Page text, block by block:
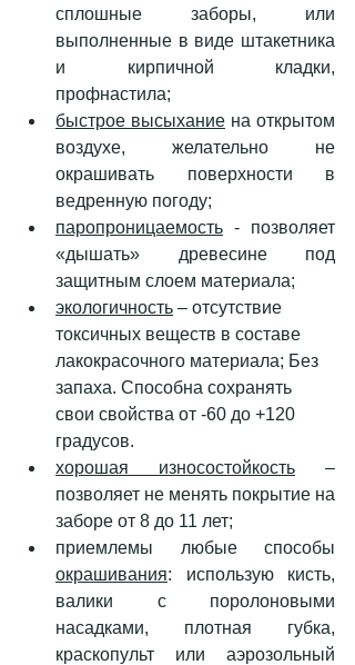
сплошные заборы, или
выполненные в виде штакетника
и кирпичной кладки,
профнастила;
быстрое высыхание на открытом
воздухе, желательно не
окрашивать поверхности в
ведренную погоду;
паропроницаемость - позволяет
«дышать» древесине под
защитным слоем материала;
экологичность – отсутствие
токсичных веществ в составе
лакокрасочного материала; Без
запаха. Способна сохранять
свои свойства от -60 до +120
градусов.
хорошая износостойкость –
позволяет не менять покрытие на
заборе от 8 до 11 лет;
окрашивания: использую кисть,
валики с поролоновыми
насадками, плотная губка,
краскопульт или аэрозольный